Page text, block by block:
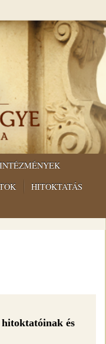
INTÉZMÉNYEK
HITOKTATÁS
hitoktatóinak és